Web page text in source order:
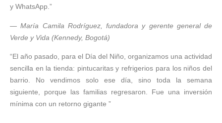
y WhatsApp.”
—María Camila Rodríguez, fundadora y gerente general de
Verde y Vida (Kennedy, Bogotá)
“El año pasado, para el Día del Niño, organizamos una actividad
sencilla en la tienda: pintucaritas y refrigerios para los niños del
barrio. No vendimos solo ese día, sino toda la semana
siguiente, porque las familias regresaron. Fue una inversión
mínima con un retorno gigante ”